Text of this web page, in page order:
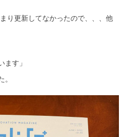
り更新してなかったので、、、他
ます」